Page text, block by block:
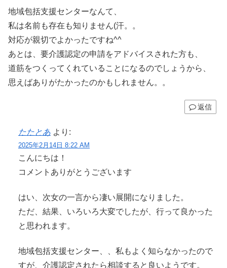
地域包括支援センターなんて、
私は名前も存在も知りません(汗。。
対応が親切でよかったですね^^
あとは、要介護認定の申請をアドバイスされた方も、
道筋をつくってくれていることになるのでしょうから、
思えばありがたかったのかもしれません。。
返信
たたとあ より:
2025年2月14日 8:22 AM
こんにちは！
コメントありがとうございます
はい、次女の一言から凄い展開になりました。
ただ、結果、いろいろ大変でしたが、行って良かった
と思われます。
地域包括支援センター、、私もよく知らなかったので
すが、介護認定されたら相談すると良いようです。